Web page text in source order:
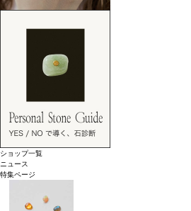
ショップ一覧
ニュース
特集ページ